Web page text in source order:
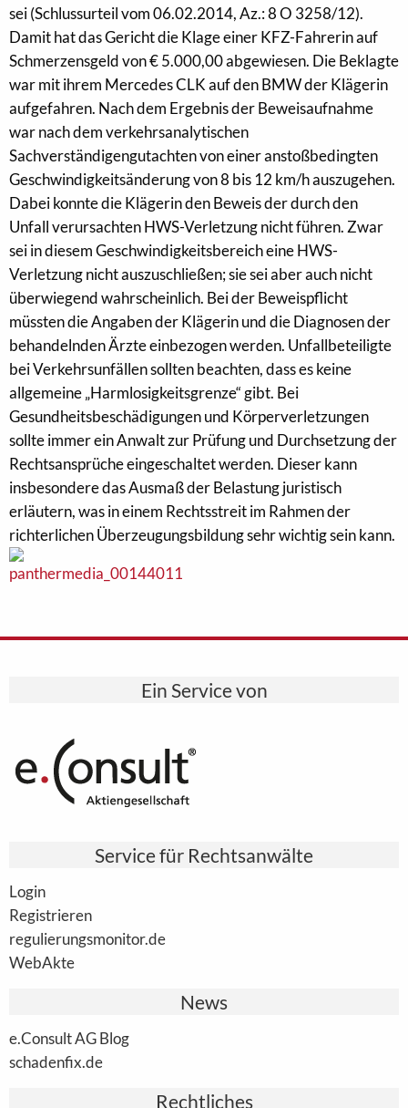
sei (Schlussurteil vom 06.02.2014, Az.: 8 O 3258/12).
Damit hat das Gericht die Klage einer KFZ-Fahrerin auf
Schmerzensgeld von € 5.000,00 abgewiesen. Die Beklagte
war mit ihrem Mercedes CLK auf den BMW der Klägerin
aufgefahren. Nach dem Ergebnis der Beweisaufnahme
war nach dem verkehrsanalytischen
Sachverständigengutachten von einer anstoßbedingten
Geschwindigkeitsänderung von 8 bis 12 km/h auszugehen.
Dabei konnte die Klägerin den Beweis der durch den
Unfall verursachten HWS-Verletzung nicht führen. Zwar
sei in diesem Geschwindigkeitsbereich eine HWS-
Verletzung nicht auszuschließen; sie sei aber auch nicht
überwiegend wahrscheinlich. Bei der Beweispflicht
müssten die Angaben der Klägerin und die Diagnosen der
behandelnden Ärzte einbezogen werden. Unfallbeteiligte
bei Verkehrsunfällen sollten beachten, dass es keine
allgemeine „Harmlosigkeitsgrenze“ gibt. Bei
Gesundheitsbeschädigungen und Körperverletzungen
sollte immer ein Anwalt zur Prüfung und Durchsetzung der
Rechtsansprüche eingeschaltet werden. Dieser kann
insbesondere das Ausmaß der Belastung juristisch
erläutern, was in einem Rechtsstreit im Rahmen der
richterlichen Überzeugungsbildung sehr wichtig sein kann.
Ein Service von
Service für Rechtsanwälte
Login
Registrieren
regulierungsmonitor.de
WebAkte
News
e.Consult AG Blog
schadenfix.de
Rechtliches